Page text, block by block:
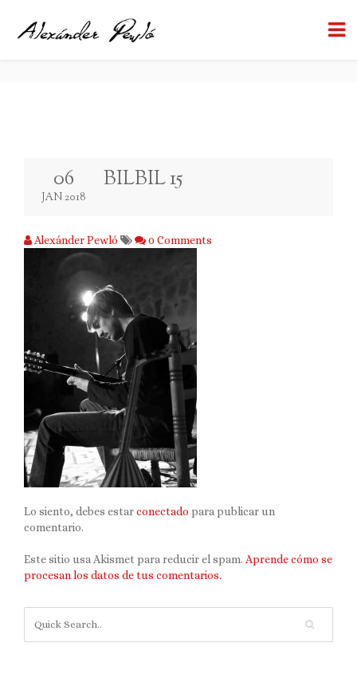
BILBIL 15 BACK TO BLOG
06
JAN 2018
BILBIL 15
Alexánder Pewló 0 Comments
Lo siento, debes estarconectado para publicar un
comentario.
Este sitio usa Akismet para reducir el spam. Aprende cómo se
procesan los datos de tus comentarios.